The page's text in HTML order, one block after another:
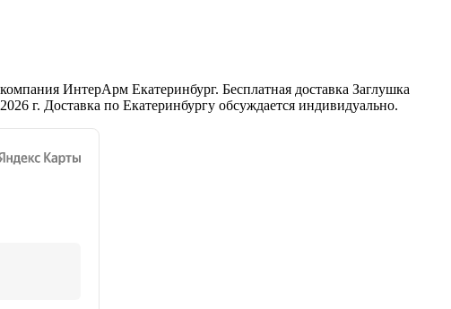
ИнтерАрм Екатеринбург. Бесплатная доставка Заглушка
г. Доставка по Екатеринбургу обсуждается индивидуально.